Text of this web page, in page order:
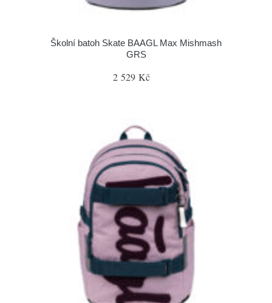
Školní batoh Skate BAAGL Max Mishmash
GRS
2 529 Kč